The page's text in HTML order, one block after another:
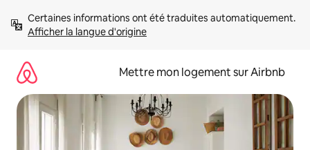
directement
Afficher la langue d'origine
Mettre mon logement sur Airbnb